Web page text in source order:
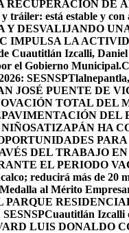
DE
tráiler: está estable y
Y DESVALIJANDO
IMPULSA LA
Cuautitlán Izcalli,
el Gobierno Municipal.
SESNSP
JOSÉ PUENTE DE
TOTAL DEL
ATIZAPÁN HA
DEL TRABAJO
EL PERIODO
reducirá más de 20
al Mérito
Cuautitlán Izcalli
LUIS DONALDO